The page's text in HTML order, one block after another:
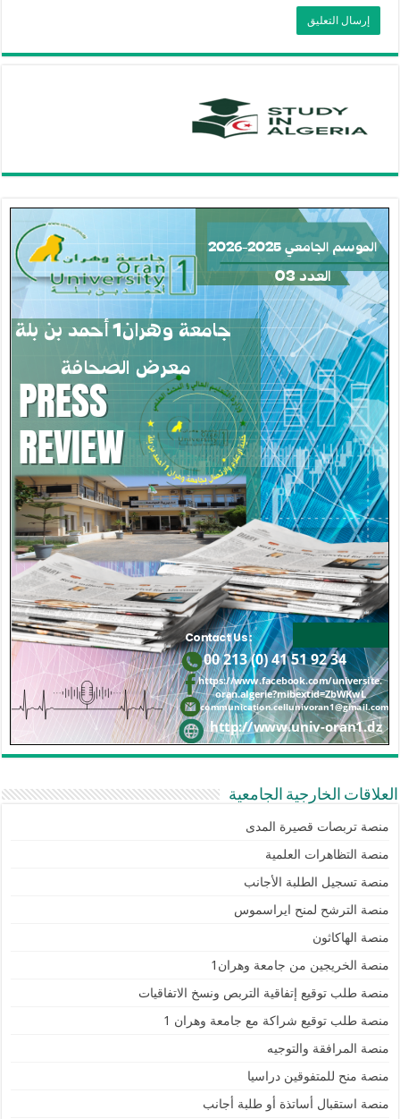
العلاقات الخارجية الجامعية
منصة تربصات قصيرة المدى
منصة التظاهرات العلمية
منصة تسجيل الطلبة الأجانب
منصة الترشح لمنح ايراسموس
منصة الهاكاثون
منصة الخريجين من جامعة وهران1
منصة طلب توقيع إتفاقية التربص ونسخ الاتفاقيات
منصة طلب توقيع شراكة مع جامعة وهران 1
منصة المرافقة والتوجيه
منصة منح للمتفوقين دراسيا
منصة استقبال أساتذة أو طلبة أجانب